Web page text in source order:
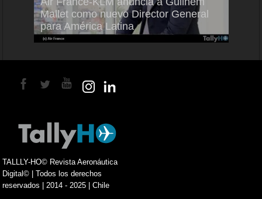
Mallet como nuevo Director General
para América Latina
TALLLY-HO© Revista Aeronáutica
Digital© | Todos los derechos
reservados | 2014 - 2025 | Chile